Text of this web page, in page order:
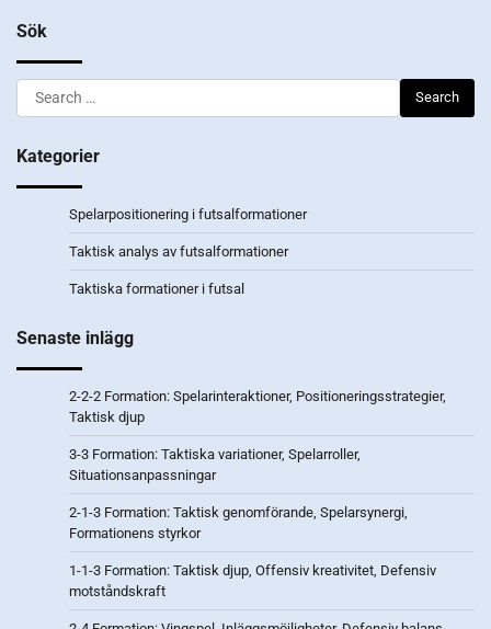
Sök
Search
for:
Kategorier
Spelarpositionering i futsalformationer
Taktisk analys av futsalformationer
Taktiska formationer i futsal
Senaste inlägg
2-2-2 Formation: Spelarinteraktioner, Positioneringsstrategier,
Taktisk djup
3-3 Formation: Taktiska variationer, Spelarroller,
Situationsanpassningar
2-1-3 Formation: Taktisk genomförande, Spelarsynergi,
Formationens styrkor
1-1-3 Formation: Taktisk djup, Offensiv kreativitet, Defensiv
motståndskraft